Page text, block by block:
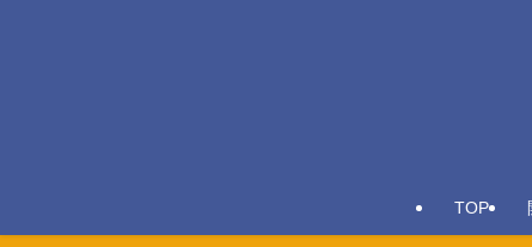
TOP